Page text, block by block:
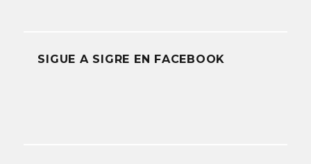
SIGUE A SIGRE EN FACEBOOK